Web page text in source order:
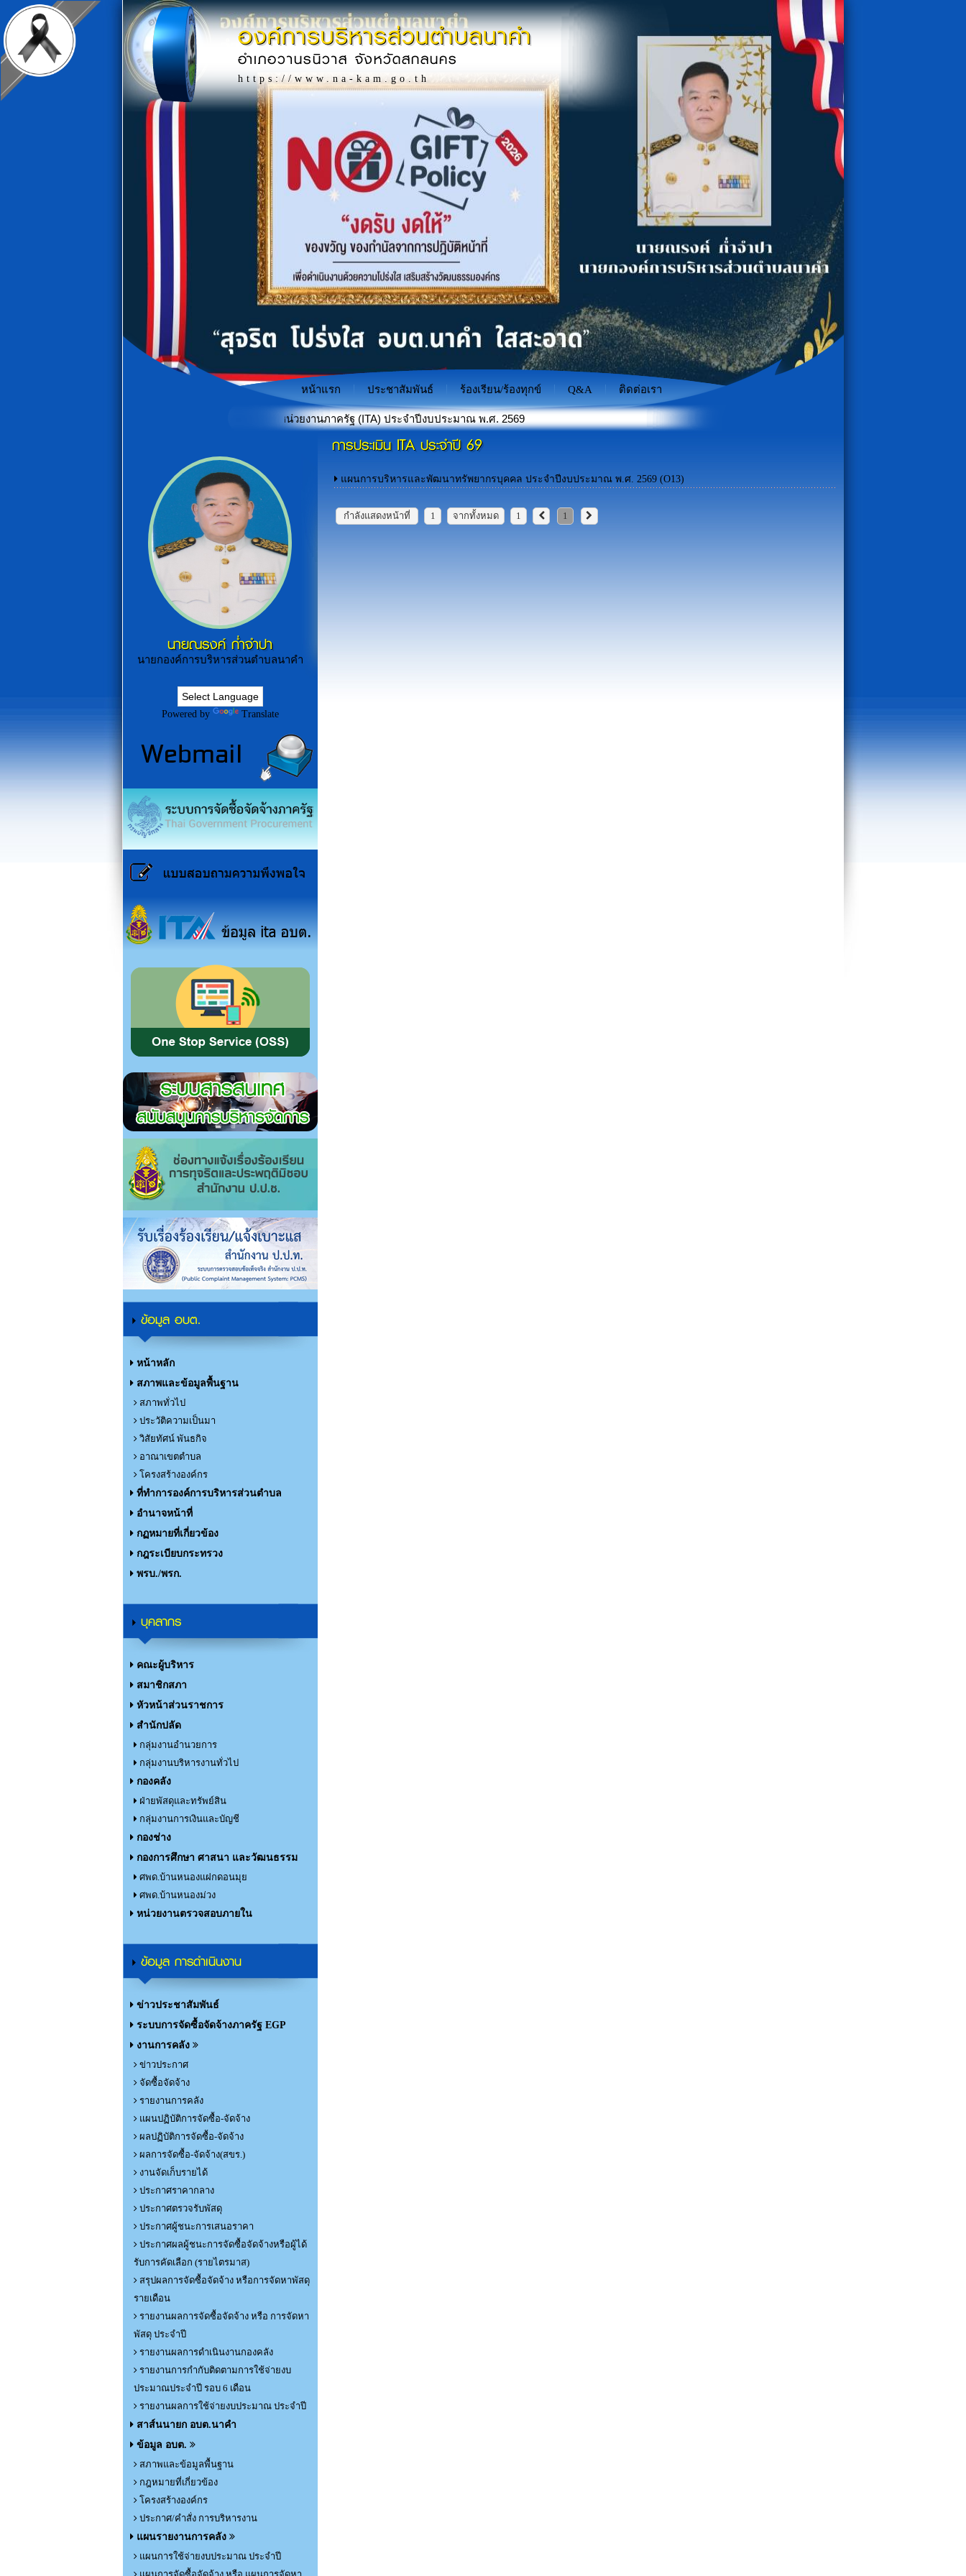
องค์การบริหารส่วนตำบลนาคำ
อำเภอวานรนิวาส จังหวัดสกลนคร
https://www.na-kam.go.th
"เกราะป้องกันภัยไซเบอร์สำหรับเยาวชนไทย"
รรมและความโปร่งใสในการดำเนินงานของหน่วยงานภาครัฐ (ITA) ประจำปีงบประมาณ พ.ศ. 2569
หน้าแรก ประชาสัมพันธ์ ร้องเรียน/ร้องทุกข์ Q&A ติดต่อเรา
นายณรงค์ ก่ำจำปา
นายกองค์การบริหารส่วนตำบลนาคำ
Powered by Translate
ข้อมูล อบต.
หน้าหลัก
สภาพและข้อมูลพื้นฐาน
สภาพทั่วไป
ประวัติความเป็นมา
วิสัยทัศน์ พันธกิจ
อาณาเขตตำบล
โครงสร้างองค์กร
ที่ทำการองค์การบริหารส่วนตำบล
อำนาจหน้าที่
กฏหมายที่เกี่ยวข้อง
กฎระเบียบกระทรวง
พรบ./พรก.
บุคลากร
คณะผู้บริหาร
สมาชิกสภา
หัวหน้าส่วนราชการ
สำนักปลัด
กลุ่มงานอำนวยการ
กลุ่มงานบริหารงานทั่วไป
กองคลัง
ฝ่ายพัสดุและทรัพย์สิน
กลุ่มงานการเงินและบัญชี
กองช่าง
กองการศึกษา ศาสนา และวัฒนธรรม
ศพด.บ้านหนองแฝกดอนมุย
ศพด.บ้านหนองม่วง
หน่วยงานตรวจสอบภายใน
ข้อมูล การดำเนินงาน
ข่าวประชาสัมพันธ์
ระบบการจัดซื้อจัดจ้างภาครัฐ EGP
งานการคลัง
ข่าวประกาศ
จัดซื้อจัดจ้าง
รายงานการคลัง
แผนปฏิบัติการจัดซื้อ-จัดจ้าง
ผลปฏิบัติการจัดซื้อ-จัดจ้าง
ผลการจัดซื้อ-จัดจ้าง(สขร.)
งานจัดเก็บรายได้
ประกาศราคากลาง
ประกาศตรวจรับพัสดุ
ประกาศผู้ชนะการเสนอราคา
ประกาศผลผู้ชนะการจัดซื้อจัดจ้างหรือผู้ได้
รับการคัดเลือก (รายไตรมาส)
สรุปผลการจัดซื้อจัดจ้าง หรือการจัดหาพัสดุ
รายเดือน
รายงานผลการจัดซื้อจัดจ้าง หรือ การจัดหา
พัสดุ ประจำปี
รายงานผลการดำเนินงานกองคลัง
รายงานการกำกับติดตามการใช้จ่ายงบ
ประมาณประจำปี รอบ 6 เดือน
รายงานผลการใช้จ่ายงบประมาณ ประจำปี
สาส์นนายก อบต.นาคำ
ข้อมูล อบต.
สภาพและข้อมูลพื้นฐาน
กฎหมายที่เกี่ยวข้อง
โครงสร้างองค์กร
ประกาศ/คำสั่ง การบริหารงาน
แผนรายงานการคลัง
แผนการใช้จ่ายงบประมาณ ประจำปี
การประเมิน ITA ประจำปี 69
แผนการบริหารและพัฒนาทรัพยากรบุคคล ประจำปีงบประมาณ พ.ศ. 2569 (O13)
กำลังแสดงหน้าที่ 1 จากทั้งหมด 1 1